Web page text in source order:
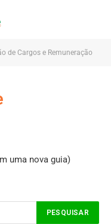
de Cargos e Remuneração
uma nova guia)